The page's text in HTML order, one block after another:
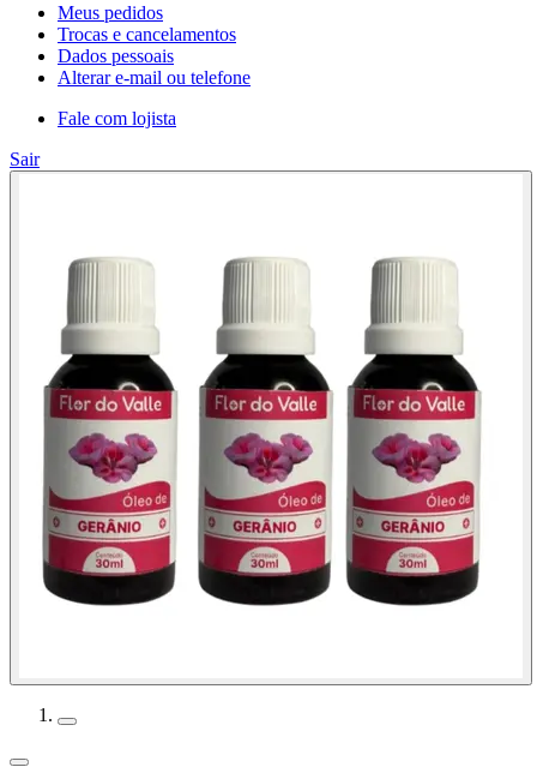
Meus pedidos
Trocas e cancelamentos
Dados pessoais
Alterar e-mail ou telefone
Fale com lojista
Sair